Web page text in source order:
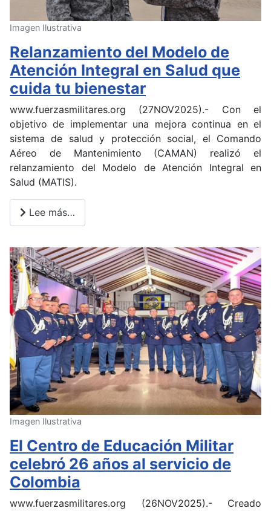
Imagen Ilustrativa
Relanzamiento del Modelo de
Atención Integral en Salud que
cuida tu bienestar
www.fuerzasmilitares.org (27NOV2025).- Con el
objetivo de implementar una mejora continua en el
sistema de salud y protección social, el Comando
Aéreo de Mantenimiento (CAMAN) realizó el
relanzamiento del Modelo de Atención Integral en
Salud (MATIS).
Lee más…
Imagen Ilustrativa
El Centro de Educación Militar
celebró 26 años al servicio de
Colombia
www.fuerzasmilitares.org (26NOV2025).- Creado